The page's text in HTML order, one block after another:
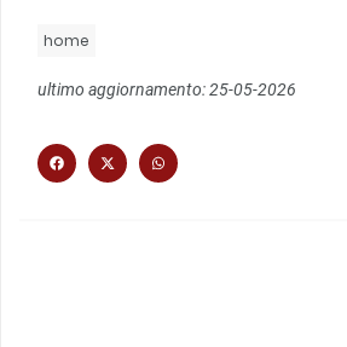
home
ultimo aggiornamento: 25-05-2026